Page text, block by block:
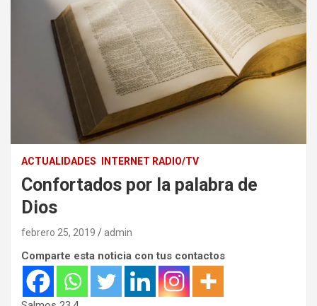
ACTUALIDADES INTERNET RADIO/TV
Confortados por la palabra de
Dios
febrero 25, 2019 admin
Comparte esta noticia con tus contactos